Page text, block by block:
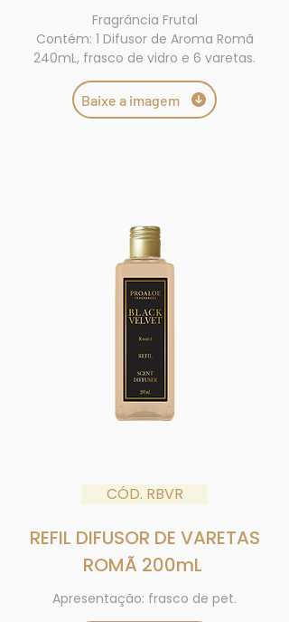
Fragrância Frutal
Contém: 1 Difusor de Aroma Romã
240mL, frasco de vidro e 6 varetas.
Baixe a imagem
CÓD. RBVR
REFIL DIFUSOR DE VARETAS
ROMÃ 200mL
Apresentação: frasco de pet.